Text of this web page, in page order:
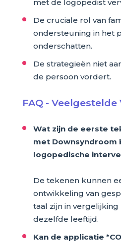
met de logopedist
De cruciale rol van
ondersteuning in het
onderschatten.
De strategieën niet
de persoon vordert.
FAQ - Veelgestelde
Wat zijn de eerste
met Downsyndroom
logopedische
De tekenen kunnen
ontwikkeling van
taal zijn in
dezelfde leeftijd.
Kan de applicatie